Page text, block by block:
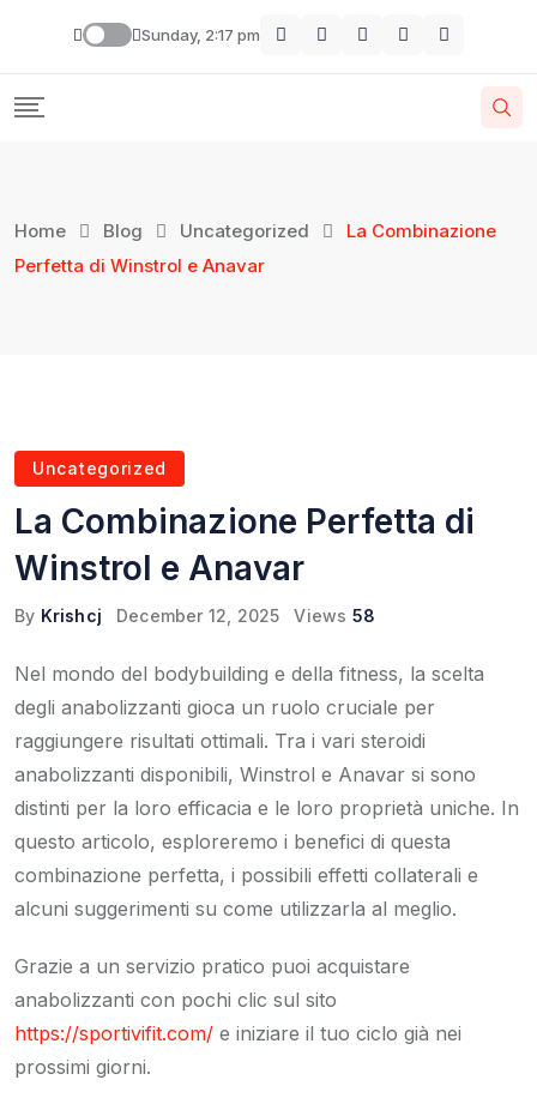
Sunday, 2:17 pm
Home Blog Uncategorized
La Combinazione
Perfetta di Winstrol e Anavar
Uncategorized
La Combinazione Perfetta di
Winstrol e Anavar
By Krishcj December 12, 2025 Views 58
Nel mondo del bodybuilding e della fitness, la scelta
degli anabolizzanti gioca un ruolo cruciale per
raggiungere risultati ottimali. Tra i vari steroidi
anabolizzanti disponibili, Winstrol e Anavar si sono
distinti per la loro efficacia e le loro proprietà uniche. In
questo articolo, esploreremo i benefici di questa
combinazione perfetta, i possibili effetti collaterali e
alcuni suggerimenti su come utilizzarla al meglio.
Grazie a un servizio pratico puoi acquistare
anabolizzanti con pochi clic sul sito
https://sportivifit.com/ e iniziare il tuo ciclo già nei
prossimi giorni.